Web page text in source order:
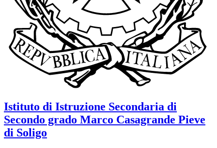
Istituto di Istruzione Secondaria di
Secondo grado Marco Casagrande Pieve
di Soligo